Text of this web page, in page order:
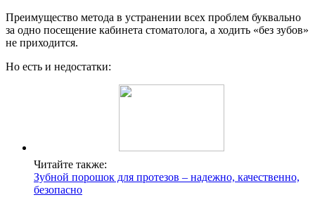
Преимущество метода в устранении всех проблем буквально
за одно посещение кабинета стоматолога, а ходить «без зубов»
не приходится.
Но есть и недостатки:
Читайте также:
Зубной порошок для протезов – надежно, качественно,
безопасно